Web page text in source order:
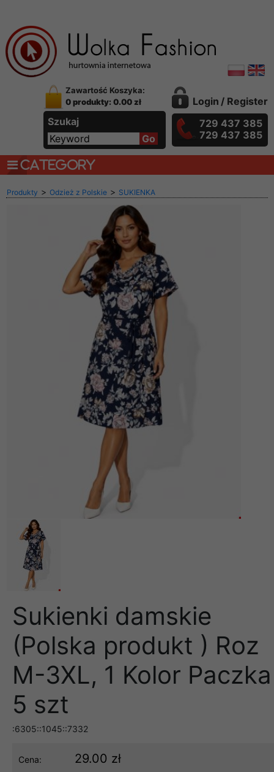
Zawartość Koszyka:
0 produkty: 0.00 zł
Szukaj
Login / Register
729 437 385
729 437 385
CATEGORY
Produkty > Odzież z Polskie > SUKIENKA
Sukienki damskie
(Polska produkt ) Roz
M-3XL, 1 Kolor Paczka
5 szt
:6305::1045::7332
Cena: 29.00 zł